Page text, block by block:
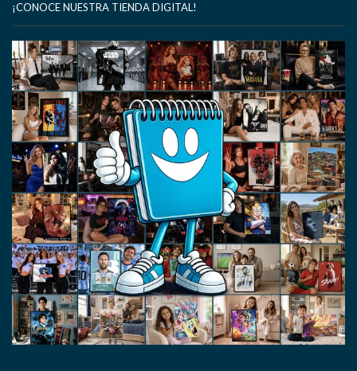
¡CONOCE NUESTRA TIENDA DIGITAL!